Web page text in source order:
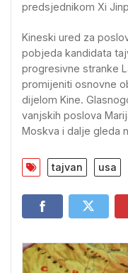
predsjednikom Xi
Kineski ured za
pobjeda kandidata
progresivne stranke
promijeniti osnovne
dijelom Kine.
vanjskih poslova
Moskva i dalje gleda
tajvan usa